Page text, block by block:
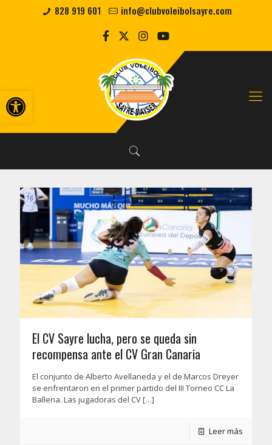
Abrir barra de herramientas
828 919 601 info@clubvoleibolsayre.com
El CV Sayre lucha, pero se queda sin
recompensa ante el CV Gran Canaria
El conjunto de Alberto Avellaneda y el de Marcos Dreyer
se enfrentaron en el primer partido del III Torneo CC La
Ballena. Las jugadoras del CV[…]
Leer más